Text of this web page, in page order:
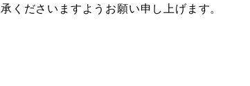
くださいますようお願い申し上げます。